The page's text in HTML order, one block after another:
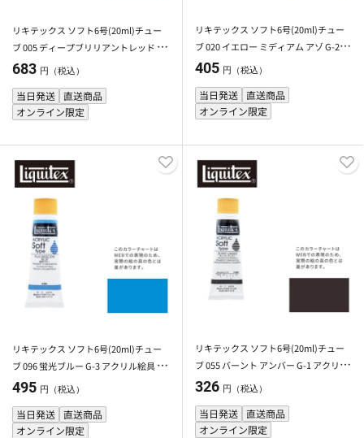
リキテックス ソフト6号(20ml)チュー
ブ 005 ディープブリリアントレッド ア
クリル絵具 Liquitex
683 円（税込）
当日発送 直送商品
オンライン限定
リキテックス ソフト6号(20ml)チュー
ブ 020 イエロー ミディアム アゾ G-2 ア
クリル絵具 Liquitex
405 円（税込）
当日発送
直送商品
オンライン限定
リキテックス ソフト6号(20ml)チュー
ブ 096 蛍光ブルー G-3 アクリル絵具 Li
quitex
495 円（税込）
当日発送 直送商品
オンライン限定
リキテックス ソフト6号(20ml)チュー
ブ 055 バーント アンバー G-1 アクリル
絵具 Liquitex
326 円（税込）
当日発送
直送商品
オンライン限定